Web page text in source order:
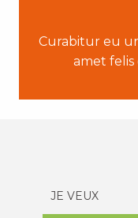
Curabitur eu
amet
JE VEUX